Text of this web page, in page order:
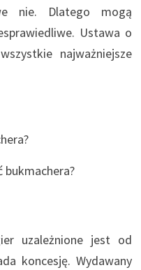
nie. Dlatego mogą
Ustawa o
najważniejsze
bukmachera?
uzależnione jest od
koncesję. Wydawany